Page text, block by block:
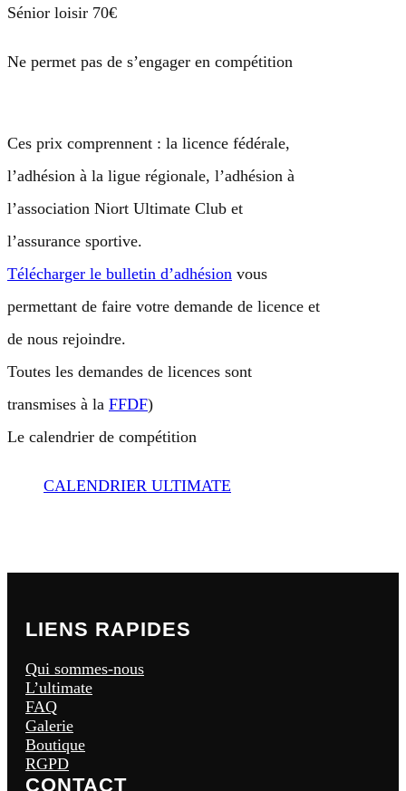
Sénior loisir 70€
Ne permet pas de s’engager en compétition
Ces prix comprennent : la licence fédérale,
l’adhésion à la ligue régionale, l’adhésion à
l’association Niort Ultimate Club et
l’assurance sportive.
Télécharger le bulletin d’adhésion vous
permettant de faire votre demande de licence et
de nous rejoindre.
Toutes les demandes de licences sont
transmises à la FFDF)
Le calendrier de compétition
CALENDRIER ULTIMATE
LIENS RAPIDES
Qui sommes-nous
L’ultimate
FAQ
Galerie
Boutique
RGPD
CONTACT